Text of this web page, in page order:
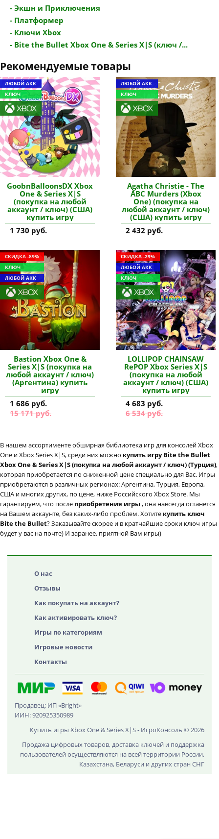
- Экшн и Приключения
- Платформер
- Ключи Xbox
- Bite the Bullet Xbox One & Series X|S (ключ /...
Рекомендуемые товары
ЛЮБОЙ АКК
КЛЮЧ
GoobnBalloonsDX Xbox
One & Series X|S
(покупка на любой
аккаунт / ключ) (США)
купить игру
1 730 руб.
ЛЮБОЙ АКК
КЛЮЧ
Agatha Christie - The
ABC Murders (Xbox
One) (покупка на
любой аккаунт / ключ)
(США) купить игру
2 432 руб.
СКИДКА -89%
КЛЮЧ
ЛЮБОЙ АКК
Bastion Xbox One &
Series X|S (покупка на
любой аккаунт / ключ)
(Аргентина) купить
игру
1 686 руб.
15 171 руб.
СКИДКА -29%
ЛЮБОЙ АКК
КЛЮЧ
LOLLIPOP CHAINSAW
RePOP Xbox Series X|S
(покупка на любой
аккаунт / ключ) (США)
купить игру
4 683 руб.
6 534 руб.
В нашем ассортименте обширная библиотека игр для консолей Xbox
One и Xbox Series X|S, среди них можно купить игру Bite the Bullet
Xbox One & Series X|S (покупка на любой аккаунт / ключ) (Турция),
которая приобретается по сниженной цене специально для Вас. Игры
приобретаются в различных регионах: Аргентина, Турция, Европа,
США и многих других, по цене, ниже Российского Xbox Store. Мы
гарантируем, что после приобретения игры , она навсегда останется
на Вашем аккаунте, без каких-либо проблем. Хотите купить ключ
Bite the Bullet? Заказывайте скорее и в кратчайшие сроки ключ игры
будет у вас на почте) И заранее, приятной Вам игры)
О нас
Отзывы
Как покупать на аккаунт?
Как активировать ключ?
Игры по категориям
Игровые новости
Контакты
Продавец: ИП «Bright»
ИИН: 920925350989
Купить игры Xbox One & Series X|S - ИгроКонсоль © 2026
Продажа цифровых товаров, доставка ключей и поддержка
пользователей осуществляются на всей территории России,
Казахстана, Беларуси и других стран СНГ